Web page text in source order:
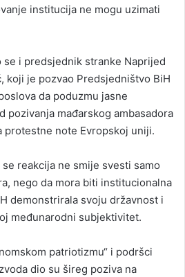
institucija ne mogu uzimati
se i predsjednik stranke Naprijed
koji je pozvao Predsjedništvo BiH
da poduzmu jasne
pozivanja mađarskog ambasadora
protestne note Evropskoj uniji.
reakcija ne smije svesti samo
nego da mora biti institucionalna
demonstrirala svoju državnost i
međunarodni subjektivitet.
patriotizmu“ i podršci
dio su šireg poziva na